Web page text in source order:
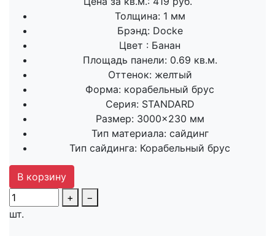
Толщина: 1 мм
Брэнд: Docke
Цвет : Банан
Площадь панели: 0.69 кв.м.
Оттенок: желтый
Форма: корабельный брус
Серия: STANDARD
Размер: 3000×230 мм
Тип материала: сайдинг
Тип сайдинга: Корабельный брус
В корзину
+
−
шт.